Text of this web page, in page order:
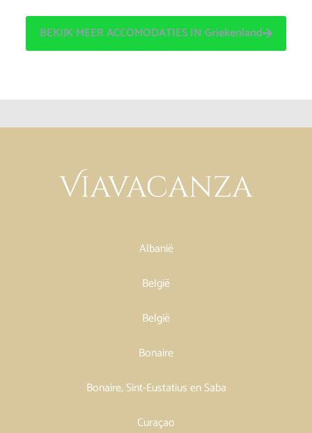
BEKIJK MEER ACCOMODATIES IN Griekenland
Albanië
België
België
Bonaire
Bonaire, Sint-Eustatius en Saba
Curaçao